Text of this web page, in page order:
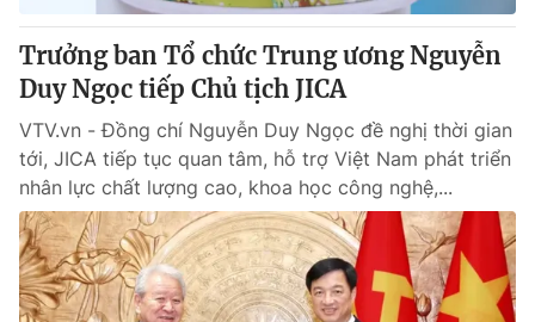
Trưởng ban Tổ chức Trung ương Nguyễn
Duy Ngọc tiếp Chủ tịch JICA
VTV.vn - Đồng chí Nguyễn Duy Ngọc đề nghị thời gian
tới, JICA tiếp tục quan tâm, hỗ trợ Việt Nam phát triển
nhân lực chất lượng cao, khoa học công nghệ,...